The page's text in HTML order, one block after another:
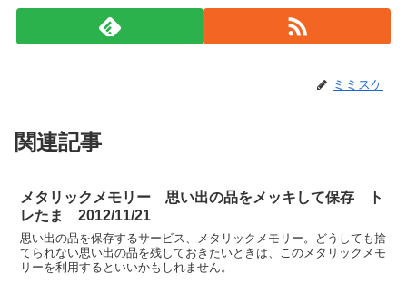
ミミスケ
関連記事
メタリックメモリー 思い出の品をメッキして保存 ト
レたま 2012/11/21
思い出の品を保存するサービス、メタリックメモリー。どうしても捨
てられない思い出の品を残しておきたいときは、このメタリックメモ
リーを利用するといいかもしれません。